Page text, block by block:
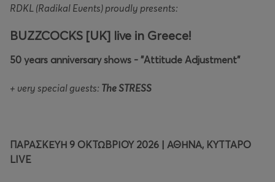
RDKL (Radikal Events) proudly presents:
BUZZCOCKS [UK] live in Greece!
50 years anniversary shows - "Attitude Adjustment"
+ very special guests: The STRESS
ΠΑΡΑΣΚΕΥΗ 9 ΟΚΤΩΒΡΙΟΥ 2026 | ΑΘΗΝΑ, ΚΥΤΤΑΡΟ
LIVE